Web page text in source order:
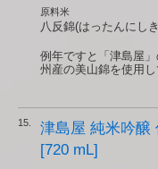
原料米
八反錦(はったんにし
例年ですと「津島屋
州産の美山錦を使用
15.
津島屋 純米吟醸
[720 mL]